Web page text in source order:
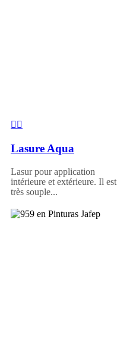
Lasure Aqua
Lasur pour application
intérieure et extérieure. Il est
très souple...